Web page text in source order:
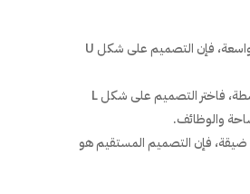
إذا كنت تمتلك مساحة واسعة، فإن التصميم على شكل U
إذا كانت مساحتك متوسطة، فاختر التصميم على شكل L
والوظائف.
ضيقة، فإن التصميم المستقيم هو